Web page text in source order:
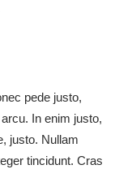
pede justo,
In enim justo,
justo. Nullam
tincidunt. Cras